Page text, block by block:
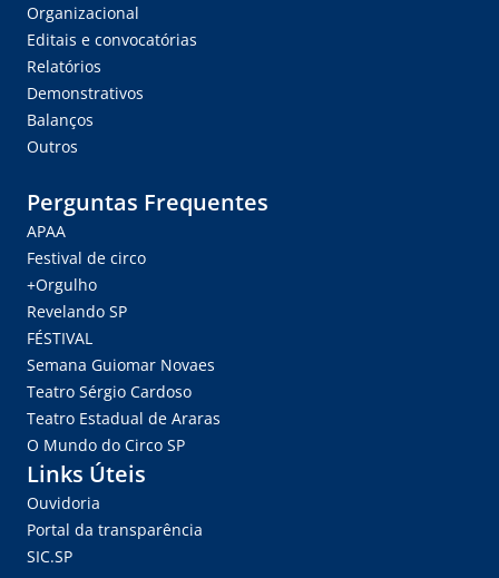
Organizacional
Editais e convocatórias
Relatórios
Demonstrativos
Balanços
Outros
Perguntas Frequentes
APAA
Festival de circo
+Orgulho
Revelando SP
FÉSTIVAL
Semana Guiomar Novaes
Teatro Sérgio Cardoso
Teatro Estadual de Araras
O Mundo do Circo SP
Links Úteis
Ouvidoria
Portal da transparência
SIC.SP